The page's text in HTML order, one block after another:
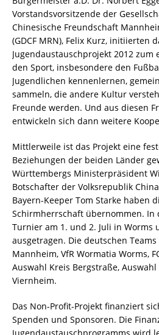
Vorstandsvorsitzende der
Chinesische Freundschaft
(GDCF MRN), Felix Kurz, initiierten
Jugendaustauschprojekt 2012
den Sport, insbesondere den
Jugendlichen kennenlernen,
sammeln, die andere Kultur
Freunde werden. Und aus diesen
entwickeln sich dann weitere
Mittlerweile ist das Projekt eine
Beziehungen der beiden Länder
Württembergs Ministerpräsident
Botschafter der Volksrepublik
Bayern-Keeper Tom Starke haben
Schirmherrschaft übernommen. In
Turnier am 1. und 2. Juli in Worms
ausgetragen. Die deutschen
Mannheim, VfR Wormatia Worms,
Auswahl Kreis Bergstraße, Auswahl
Viernheim.
Das Non-Profit-Projekt finanziert
Spenden und Sponsoren. Die